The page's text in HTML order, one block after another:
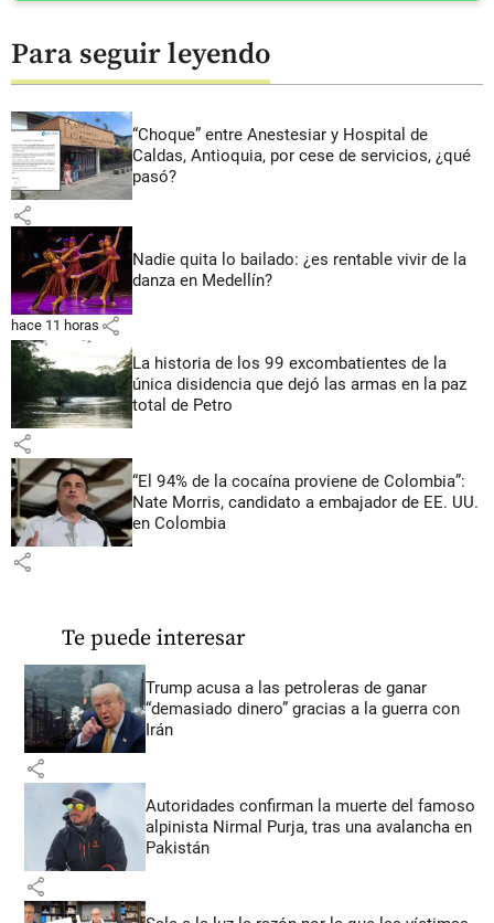
Para seguir leyendo
“Choque” entre Anestesiar y Hospital de
Caldas, Antioquia, por cese de servicios, ¿qué
pasó?
share
Nadie quita lo bailado: ¿es rentable vivir de la
danza en Medellín?
hace 11 horas share
La historia de los 99 excombatientes de la
única disidencia que dejó las armas en la paz
total de Petro
share
“El 94% de la cocaína proviene de Colombia”:
Nate Morris, candidato a embajador de EE. UU.
en Colombia
share
Te puede interesar
Trump acusa a las petroleras de ganar
“demasiado dinero” gracias a la guerra con
Irán
share
Autoridades confirman la muerte del famoso
alpinista Nirmal Purja, tras una avalancha en
Pakistán
share